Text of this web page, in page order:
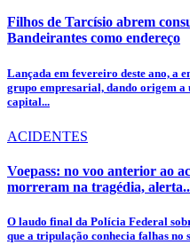
Filhos de Tarcísio abrem
Bandeirantes como endereço
Lançada em fevereiro deste ano, a
grupo empresarial, dando origem a
capital...
ACIDENTES
Voepass: no voo anterior ao
morreram na tragédia,
O laudo final da Polícia Federal
que a tripulação conhecia falhas no